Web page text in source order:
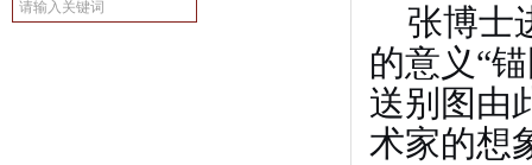
张博士
的意义“
送别图由
术家的想